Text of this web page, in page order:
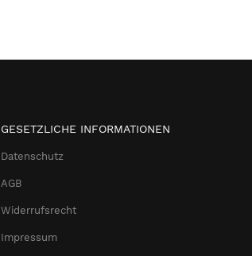
GESETZLICHE INFORMATIONEN
Datenschutz
AGB
Widerrufsrecht
Impressum